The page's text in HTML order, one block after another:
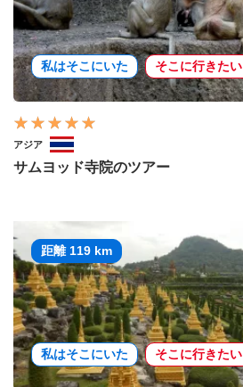
私はそこにいた そこに行きたい
アジア
サムヨッド寺院のツアー
距離 119 km
私はそこにいた そこに行きたい